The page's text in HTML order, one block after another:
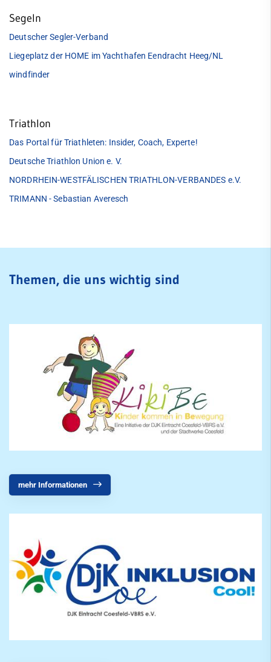
Segeln
Deutscher Segler-Verband
Liegeplatz der HOME im Yachthafen Eendracht Heeg/NL
windfinder
Triathlon
Das Portal für Triathleten: Insider, Coach, Experte!
Deutsche Triathlon Union e. V.
NORDRHEIN-WESTFÄLISCHEN TRIATHLON-VERBANDES e.V.
TRIMANN - Sebastian Averesch
Themen, die uns wichtig sind
mehr Informationen